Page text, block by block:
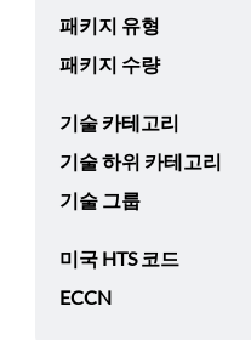
패키지 유형
패키지 수량
기술 카테고리
기술 하위 카테고리
기술 그룹
미국 HTS 코드
ECCN